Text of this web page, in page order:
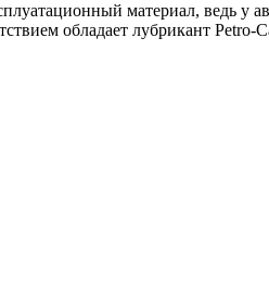
материал, ведь у
обладает лубрикант Petro-